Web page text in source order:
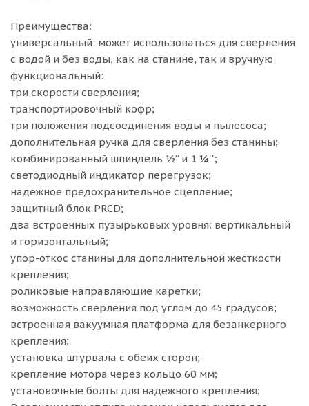
Преимущества:
универсальный: может использоваться для сверления
с водой и без воды, как на станине, так и вручную
функциональный:
три скорости сверления;
транспортировочный кофр;
три положения подсоединения воды и пылесоса;
дополнительная ручка для сверления без станины;
комбинированный шпиндель ½” и 1 ¼'';
светодиодный индикатор перегрузок;
надежное предохранительное сцепление;
защитный блок PRCD;
два встроенных пузырьковых уровня: вертикальный
и горизонтальный;
упор-откос станины для дополнительной жесткости
крепления;
роликовые направляющие каретки;
возможность сверления под углом до 45 градусов;
встроенная вакуумная платформа для безанкерного
крепления;
установка штурвала с обеих сторон;
крепление мотора через кольцо 60 мм;
установочные болты для надежного крепления;